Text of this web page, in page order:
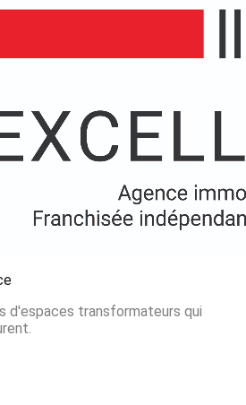
d'espaces transformateurs qui